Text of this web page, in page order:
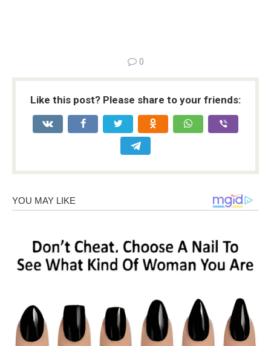
0
Like this post? Please share to your friends: